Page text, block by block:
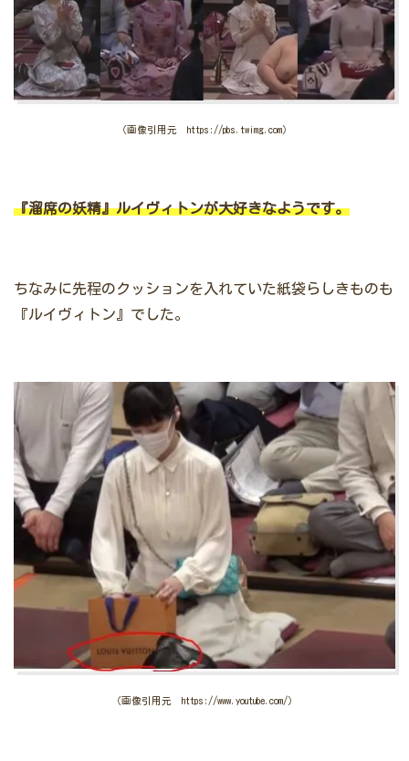
（画像引用元 https://pbs.twimg.com）
『溜席の妖精』ルイヴィトンが大好きなようです。
ちなみに先程のクッションを入れていた紙袋らしきものも
『ルイヴィトン』でした。
（画像引用元 https://www.youtube.com/）